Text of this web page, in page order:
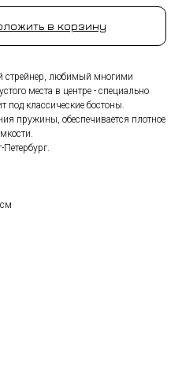
в корзину
стрейнер, любимый многими
места в центре - специально
под классические бостоны.
пружины, обеспечивается плотное